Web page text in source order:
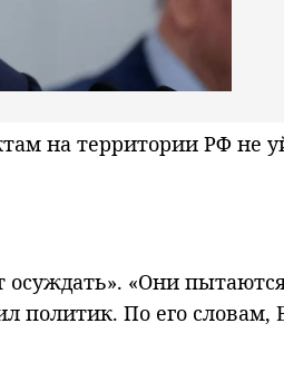
на территории РФ не
осуждать». «Они
политик. По его